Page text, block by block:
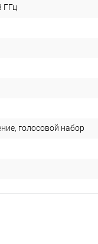
ГГц
голосовой набор